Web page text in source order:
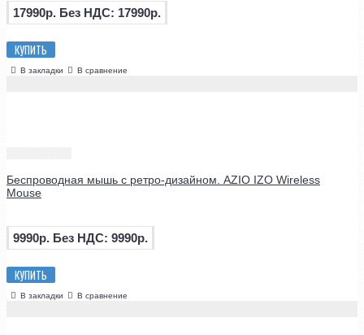
17990р. Без НДС: 17990р.
КУПИТЬ
В закладки В сравнение
Беспроводная мышь с ретро-дизайном. AZIO IZO Wireless
Mouse
9990р. Без НДС: 9990р.
КУПИТЬ
В закладки В сравнение